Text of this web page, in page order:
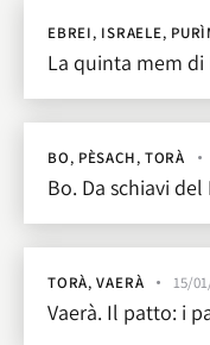
EBREI, ISRAELE,
La quinta mem di
BO, PÈSACH, TORÀ
Bo. Da schiavi
TORÀ,VAERÀ 15/
Vaerà. Il patto: i